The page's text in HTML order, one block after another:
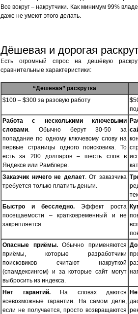
Все вокруг – накрутчики. Как минимум 99%
даже не умеют этого делать.
Дёшевая и дорогая
Есть огромный спрос на дешёвую
сравнительные характеристики:
“Дешёвая” раскрутка
$100 – $300 за разовую работу
Работа с несколькими ключевыми
словами. Обычно берут 30-50 за
попадание по одному ключевому слову на
первые страницы одного поисковика. То
есть за 200 долларов – шесть слов в
Яндексе или Рамблере.
Заказчик ничего не делает. От заказчика
требуется только платить деньги.
Быстро и бесследно. Эффект роста
посещаемости – кратковременный и не
закрепляется.
Опасные приёмы.Обычно применяются
приёмы, которые разработчики
поисковиков считают накруткой
(спамдексингом) и за которые сайт могут
выбросить из индекса.
Нет гарантий.На словах даются
всевозможные гарантии. На самом деле,
если не получается, просто возвращаются